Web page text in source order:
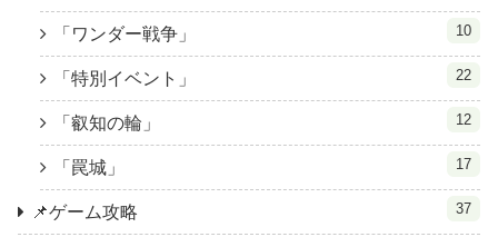
「ワンダー戦争」 10
「特別イベント」 22
「叡知の輪」 12
「罠城」 17
📌ゲーム攻略 37